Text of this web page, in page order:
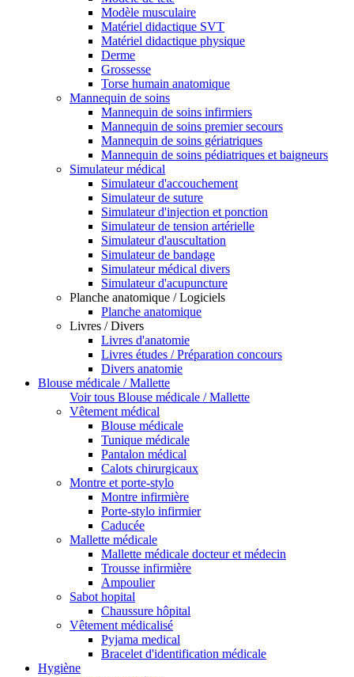
Modèle musculaire
Matériel didactique SVT
Matériel didactique physique
Derme
Grossesse
Torse humain anatomique
Mannequin de soins
Mannequin de soins infirmiers
Mannequin de soins premier secours
Mannequin de soins gériatriques
Mannequin de soins pédiatriques et baigneurs
Simulateur médical
Simulateur d'accouchement
Simulateur de suture
Simulateur d'injection et ponction
Simulateur de tension artérielle
Simulateur d'auscultation
Simulateur de bandage
Simulateur médical divers
Simulateur d'acupuncture
Planche anatomique / Logiciels
Planche anatomique
Livres / Divers
Livres d'anatomie
Livres études / Préparation concours
Divers anatomie
Blouse médicale / Mallette
Voir tous Blouse médicale / Mallette
Vêtement médical
Blouse médicale
Tunique médicale
Pantalon médical
Calots chirurgicaux
Montre et porte-stylo
Montre infirmière
Porte-stylo infirmier
Caducée
Mallette médicale
Mallette médicale docteur et médecin
Trousse infirmière
Ampoulier
Sabot hopital
Chaussure hôpital
Vêtement médicalisé
Pyjama medical
Bracelet d'identification médicale
Hygiène